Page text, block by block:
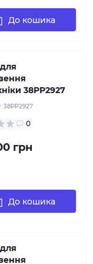
До кошика
38PP2927
38PP2927
0
грн
До кошика
Причіп
дозволяє
кг. Маса
мм, ширина